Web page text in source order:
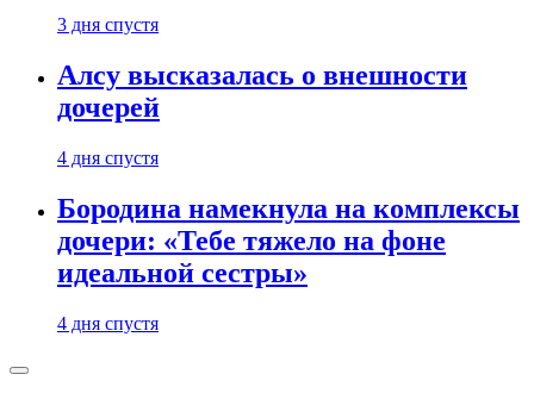
3 дня спустя
Алсу высказалась о внешности
дочерей
4 дня спустя
Бородина намекнула на комплексы
дочери: «Тебе тяжело на фоне
идеальной сестры»
4 дня спустя